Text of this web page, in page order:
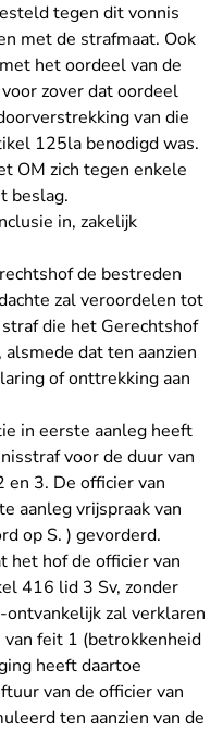
tegen dit vonnis
met de strafmaat. Ook
het oordeel van de
zover dat oordeel
van die
125la benodigd was.
OM zich tegen enkele
beslag.
in, zakelijk
de bestreden
zal veroordelen tot
die het Gerechtshof
dat ten aanzien
of onttrekking aan
in eerste aanleg heeft
voor de duur van
en 3. De officier van
aanleg vrijspraak van
op S. ) gevorderd.
het hof de officier van
416 lid 3 Sv, zonder
ontvankelijk zal verklaren
feit 1 (betrokkenheid
heeft daartoe
van de officier van
ten aanzien van de